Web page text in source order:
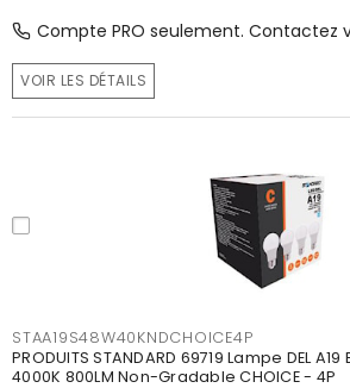
Compte PRO seulement. Contactez
VOIR LES DÉTAILS
STAA19S48W40KNDCHOICE4P
PRODUITS STANDARD 69719 Lampe DEL
4000K 800LM Non-Gradable CHOICE - 4P